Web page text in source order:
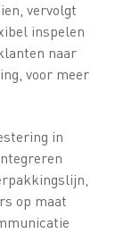
vervolgt
inspelen
naar
voor meer
in
op maat